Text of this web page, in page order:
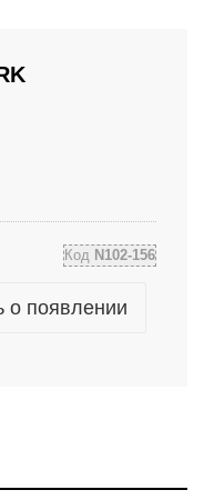
Код N102-156
о появлении